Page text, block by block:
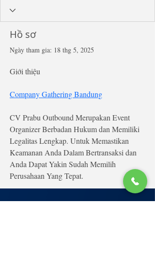
Hồ sơ
Ngày tham gia: 18 thg 5, 2025
Giới thiệu
Company Gathering Bandung
CV Prabu Outbound Merupakan Event
Organizer Berbadan Hukum dan Memiliki
Legalitas Lengkap. Untuk Memastikan
Keamanan Anda Dalam Bertransaksi dan
Anda Dapat Yakin Sudah Memilih
Perusahaan Yang Tepat.